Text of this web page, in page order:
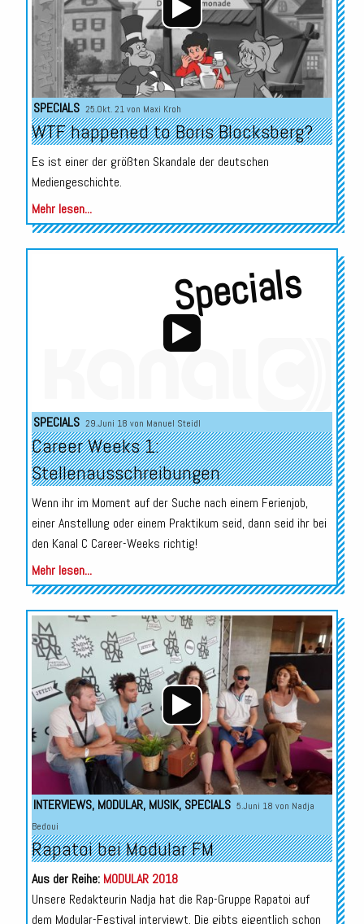
SPECIALS 25.Okt. 21 von Maxi Kroh
WTF happened to Boris Blocksberg?
Es ist einer der größten Skandale der deutschen
Mediengeschichte.
Mehr lesen...
Specials
Audio-
Player
SPECIALS 29.Juni 18 von Manuel Steidl
Career Weeks 1:
Stellenausschreibungen
Wenn ihr im Moment auf der Suche nach einem Ferienjob,
einer Anstellung oder einem Praktikum seid, dann seid ihr bei
den Kanal C Career-Weeks richtig!
Mehr lesen...
Audio-
Player
INTERVIEWS, MODULAR, MUSIK, SPECIALS 5.Juni 18 von Nadja
Bedoui
Rapatoi bei Modular FM
Aus der Reihe: MODULAR 2018
Unsere Redakteurin Nadja hat die Rap-Gruppe Rapatoi auf
dem Modular-Festival interviewt. Die gibts eigentlich schon